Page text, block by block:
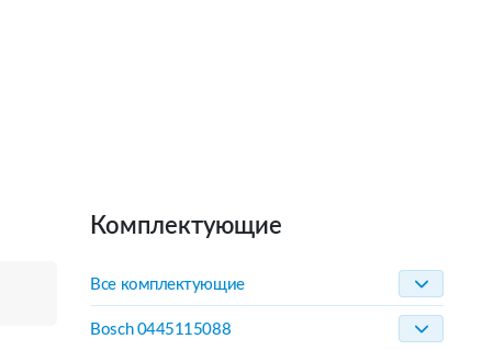
Комплектующие
Все комплектующие
Bosch 0445115088